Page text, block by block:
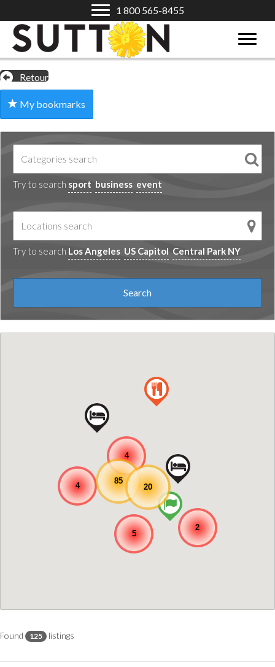
1 800 565-8455
Retour
My bookmarks
Try to search sport business event
Try to search Los Angeles US Capitol Central Park NY
4
4
5
85
20
2
Found 125 listings